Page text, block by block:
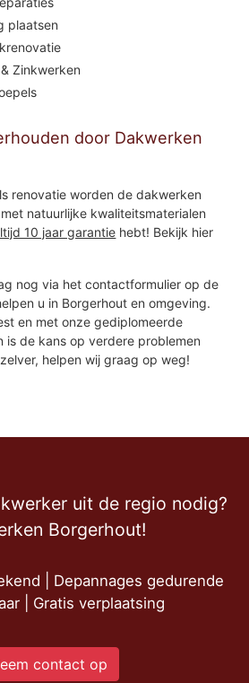
plaatsen
Zinkwerken
door Dakwerken
renovatie worden de dakwerken
natuurlijke kwaliteitsmaterialen
10 jaar garantie hebt! Bekijk hier
nog via het contactformulier op de
u in Borgerhout en omgeving.
en met onze gediplomeerde
de kans op verdere problemen
helpen wij graag op weg!
uit de regio nodig?
Borgerhout!
| Depannages gedurende
| Gratis verplaatsing
contact op